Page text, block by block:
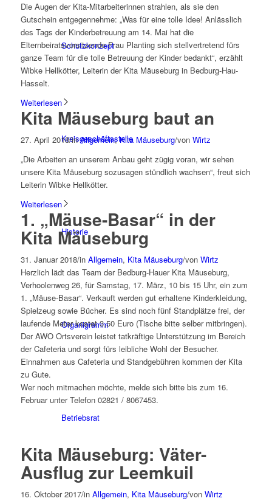
Schutzkonzept
Kreisgeschäftsstelle
Historie
Organigramm
Betriebsrat
Die Augen der Kita-Mitarbeiterinnen strahlen, als sie den
Gutschein entgegennehme: „Was für eine tolle Idee! Anlässlich
des Tags der Kinderbetreuung am 14. Mai hat die
Elternbeiratsvorsitzende Frau Planting sich stellvertretend fürs
ganze Team für die tolle Betreuung der Kinder bedankt“, erzählt
Wibke Hellkötter, Leiterin der Kita Mäuseburg in Bedburg-Hau-
Hasselt.
Weiterlesen
Kita Mäuseburg baut an
27. April 2018/inAllgemein,Kita Mäuseburg/von Wirtz
„Die Arbeiten an unserem Anbau geht zügig voran, wir sehen
unsere Kita Mäuseburg sozusagen stündlich wachsen“, freut sich
Leiterin Wibke Hellkötter.
Weiterlesen
1. „Mäuse-Basar“ in der
Kita Mäuseburg
31. Januar 2018/in Allgemein, Kita Mäuseburg/von Wirtz
Herzlich lädt das Team der Bedburg-Hauer Kita Mäuseburg,
Verhoolenweg 26, für Samstag, 17. März, 10 bis 15 Uhr, ein zum
1. „Mäuse-Basar“. Verkauft werden gut erhaltene Kinderkleidung,
Spielzeug sowie Bücher. Es sind noch fünf Standplätze frei, der
laufende Meter kostet 3,50 Euro (Tische bitte selber mitbringen).
Der AWO Ortsverein leistet tatkräftige Unterstützung im Bereich
der Cafeteria und sorgt fürs leibliche Wohl der Besucher.
Einnahmen aus Cafeteria und Standgebühren kommen der Kita
zu Gute.
Wer noch mitmachen möchte, melde sich bitte bis zum 16.
Februar unter Telefon 02821 / 8067453.
Kita Mäuseburg: Väter-
Ausflug zur Leemkuil
16. Oktober 2017/in Allgemein, Kita Mäuseburg/von Wirtz